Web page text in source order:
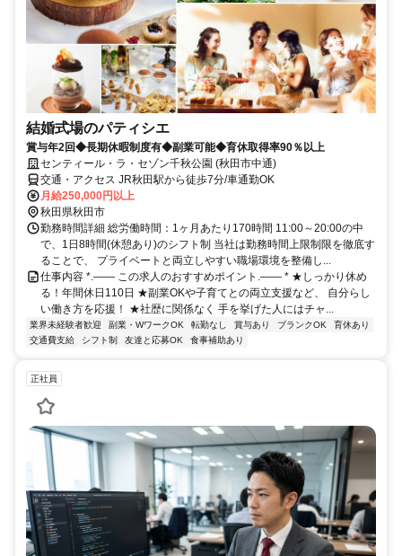
結婚式場のパティシエ
賞与年2回◆長期休暇制度有◆副業可能◆育休取得率90％以上
センティール・ラ・セゾン千秋公園 (秋田市中通)
交通・アクセス JR秋田駅から徒歩7分/車通勤OK
月給250,000円以上
秋田県秋田市
勤務時間詳細 総労働時間：1ヶ月あたり170時間 11:00～20:00の中
で、1日8時間(休憩あり)のシフト制 当社は勤務時間上限制限を徹底す
ることで、 プライベートと両立しやすい職場環境を整備し...
仕事内容 *.―― この求人のおすすめポイント.―― * ★しっかり休め
る！年間休日110日 ★副業OKや子育てとの両立支援など、 自分らし
い働き方を応援！ ★社歴に関係なく 手を挙げた人にはチャ...
業界未経験者歓迎 副業・WワークOK 転勤なし 賞与あり ブランクOK
育休あり
交通費支給
シフト制 友達と応募OK 食事補助あり
正社員